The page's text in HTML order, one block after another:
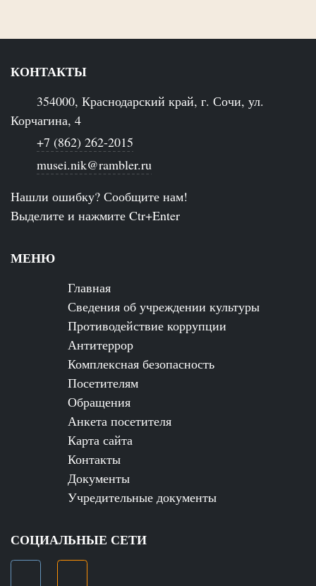
КОНТАКТЫ
354000, Краснодарский край, г. Сочи, ул.
Корчагина, 4
+7 (862) 262-2015
musei.nik@rambler.ru
Нашли ошибку? Сообщите нам!
Выделите и нажмите Ctr+Enter
МЕНЮ
Главная
Сведения об учреждении культуры
Противодействие коррупции
Антитеррор
Комплексная безопасность
Посетителям
Обращения
Анкета посетителя
Карта сайта
Контакты
Документы
Учредительные документы
СОЦИАЛЬНЫЕ СЕТИ